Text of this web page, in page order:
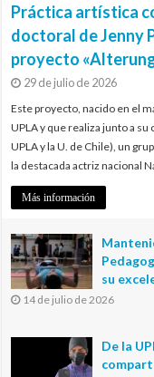
Práctica artística
doctoral de Jenny
proyecto
29 de julio de 2026
Este proyecto, nacido en el
UPLA y que realiza junto a
UPLA y la U. de Chile), un
la destacada actriz nacional
Más información
su
14 de julio de 2026
De la